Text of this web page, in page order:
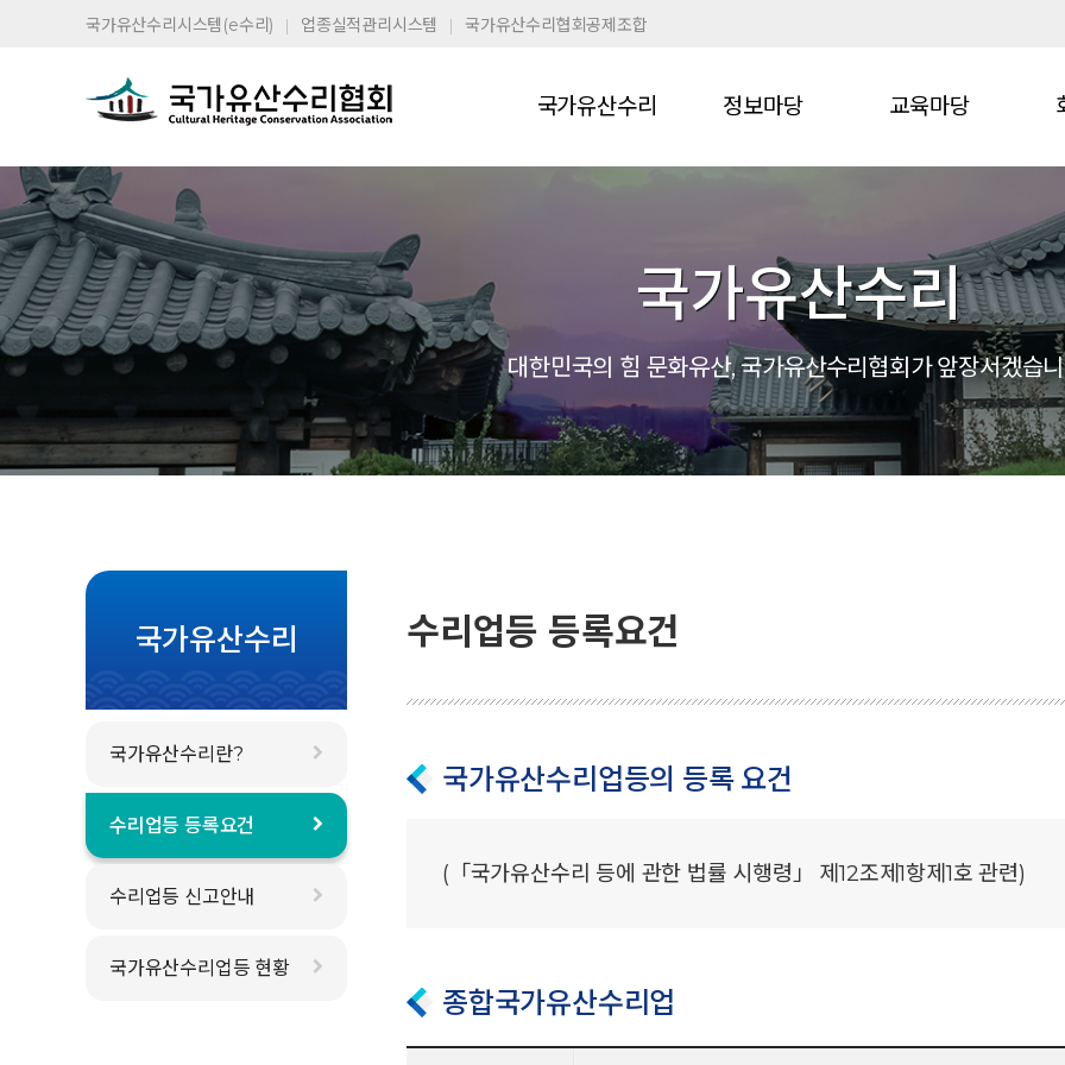
국가유산수리시스템(e수리) 업종실적관리시스템 국가유산수리협회공제조합
국가유산수리 정보마당 교육마당
국가유산수리
대한민국의 힘 문화유산,국가유산수리협회가 앞장서겠습
국가유산수리
국가유산수리란?
수리업등 등록요건
수리업등 신고안내
국가유산수리업등 현황
수리업등 등록요건
국가유산수리업등의 등록 요건
(「국가유산수리 등에 관한 법률 시행령」 제12조제1항제1호 관련)
종합국가유산수리업